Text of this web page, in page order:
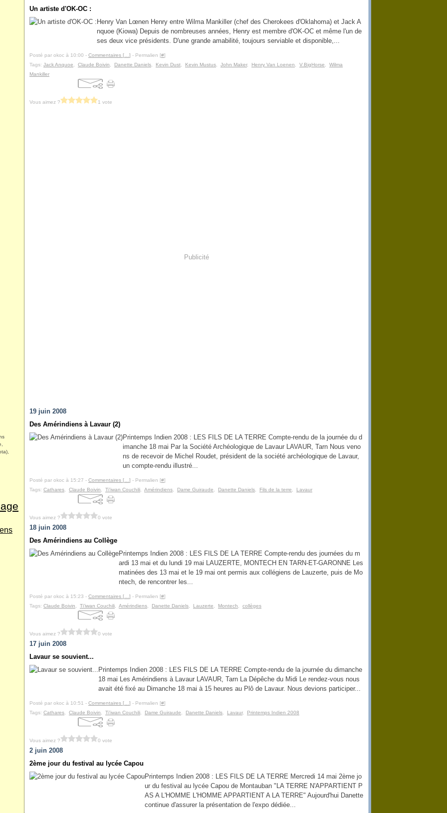
Un artiste d'OK-OC :
Henry Van Lœnen Henry entre Wilma Mankiller (chef des Cherokees d'Oklahoma) et Jack A
nquoe (Kiowa) Depuis de nombreuses années, Henry est membre d'OK-OC et même l'un de
ses deux vice présidents. D'une grande amabilité, toujours serviable et disponible,...
Posté par okoc à 10:00 - Commentaires [ ] - Permalien [#]
Tags: Jack Anquoe Claude Boivin Danette Daniels Kevin Dust Kevin Mustus John Maker, Henry Van Loenen V.BigHorse
Wilma
Mankiller
Vous aimez ? 1 vote
Publicité
19 juin 2008
Des Amérindiens à Lavaur (2)
Printemps Indien 2008 : LES FILS DE LA TERRE Compte-rendu de la journée du d
imanche 18 mai Par la Société Archéologique de Lavaur LAVAUR, Tarn Nous veno
ns de recevoir de Michel Roudet, président de la société archéologique de Lavaur,
un compte-rendu illustré...
Posté par okoc à 15:27 - Commentaires [ ] - Permalien [#]
Tags: Cathares Claude Boivin Ti'iwan Couchili Amérindiens Dame Guiraude Danette Daniels Fils de la terre Lavaur
Vous aimez ? 0 vote
18 juin 2008
Des Amérindiens au Collège
Printemps Indien 2008 : LES FILS DE LA TERRE Compte-rendu des journées du m
ardi 13 mai et du lundi 19 mai LAUZERTE, MONTECH EN TARN-ET-GARONNE Les
matinées des 13 mai et le 19 mai ont permis aux collégiens de Lauzerte, puis de Mo
ntech, de rencontrer les...
Posté par okoc à 15:23 - Commentaires [ ] - Permalien [#]
Tags: Claude Boivin Ti'iwan Couchili Amérindiens Danette Daniels Lauzerte Montech collèges
Vous aimez ? 0 vote
17 juin 2008
Lavaur se souvient...
Printemps Indien 2008 : LES FILS DE LA TERRE Compte-rendu de la journée du dimanche
18 mai Les Amérindiens à Lavaur LAVAUR, Tarn La Dépêche du Midi Le rendez-vous nous
avait été fixé au Dimanche 18 mai à 15 heures au Plô de Lavaur. Nous devions participer...
Posté par okoc à 10:51 - Commentaires [ ] - Permalien [#]
Tags: Cathares Claude Boivin Ti'iwan Couchili Dame Guiraude Danette Daniels Lavaur, Printemps Indien 2008
Vous aimez ? 0 vote
2 juin 2008
2ème jour du festival au lycée Capou
Printemps Indien 2008 : LES FILS DE LA TERRE Mercredi 14 mai 2ème jo
ur du festival au lycée Capou de Montauban "LA TERRE N'APPARTIENT P
AS A L'HOMME L'HOMME APPARTIENT A LA TERRE" Aujourd'hui Danette
continue d'assurer la présentation de l'expo dédiée...